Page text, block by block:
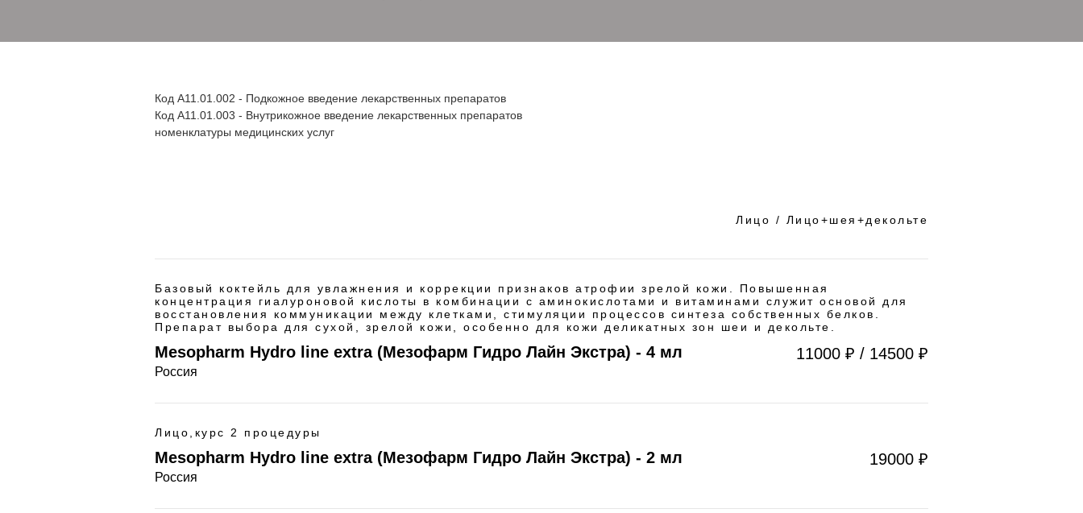
Код А11.01.002 - Подкожное введение лекарственных препаратов
Код А11.01.003 - Внутрикожное введение лекарственных препаратов
номенклатуры медицинских услуг
Лицо / Лицо+шея+декольте
Базовый коктейль для увлажнения и коррекции признаков атрофии зрелой кожи. Повышенная
концентрация гиалуроновой кислоты в комбинации с аминокислотами и витаминами служит основой для
восстановления коммуникации между клетками, стимуляции процессов синтеза собственных белков.
Препарат выбора для сухой, зрелой кожи, особенно для кожи деликатных зон шеи и декольте.
Mesopharm Hydro line extra (Мезофарм Гидро Лайн Экстра) - 4 мл
Россия
11000 ₽ / 14500 ₽
Лицо,курс 2 процедуры
Mesopharm Hydro line extra (Мезофарм Гидро Лайн Экстра) - 2 мл
Россия
19000 ₽